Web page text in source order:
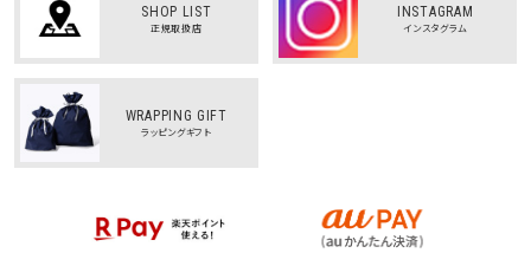
SHOP LIST
正規取扱店
INSTAGRAM
インスタグラム
WRAPPING GIFT
ラッピングギフト